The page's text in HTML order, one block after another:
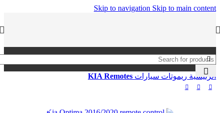
Skip to navigation Skip to main content
الرئيسية ريموتات سيارات KIA Remotes